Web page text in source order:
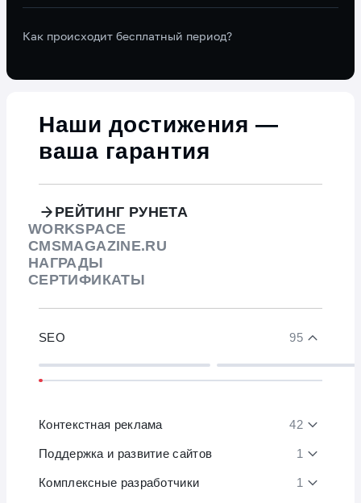
Как происходит бесплатный период?
Наши достижения —
ваша гарантия
РЕЙТИНГ РУНЕТА
WORKSPACE
CMSMAGAZINE.RU
НАГРАДЫ
СЕРТИФИКАТЫ
SEO 95
Контекстная реклама 42
Поддержка и развитие сайтов 1
Комплексные разработчики 1